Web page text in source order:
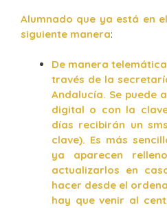
Alumnado que ya está en
siguiente manera:
De manera telemática
través de la
Andalucía. Se puede
digital o con la
días recibirán un
clave). Es más
ya aparecen
actualizarlos en
hacer desde el
hay que venir al